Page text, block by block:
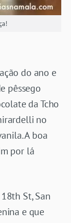
do ano e
pêssego
da Tcho
no
A boa
por lá
St, San
e que